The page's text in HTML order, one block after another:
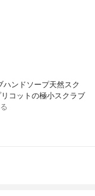
ンドソープ天然スク
コットの極小スクラブ